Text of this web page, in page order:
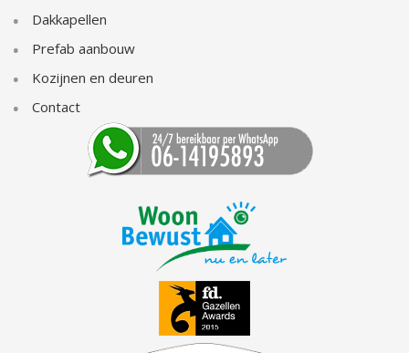
Dakkapellen
Prefab aanbouw
Kozijnen en deuren
Contact